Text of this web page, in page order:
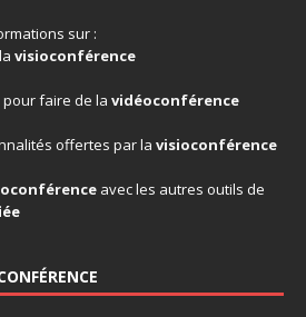
sur :
visioconférence
faire de la vidéoconférence
offertes par la visioconférence
avec les autres outils de